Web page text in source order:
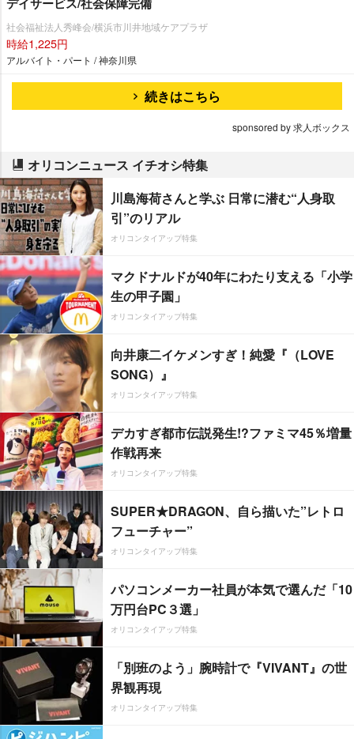
社会福祉法人秀峰会/横浜市川井地域ケアプラザ
時給1,225円
アルバイト・パート / 神奈川県
続きはこちら
sponsored by 求人ボックス
オリコンニュース イチオシ特集
川島海荷さんと学ぶ 日常に潜む“人身取
引”のリアル
オリコンタイアップ特集
マクドナルドが40年にわたり支える「小学
生の甲子園」
オリコンタイアップ特集
向井康二イケメンすぎ！純愛『（LOVE
SONG）』
オリコンタイアップ特集
デカすぎ都市伝説発生!?ファミマ45％増量
作戦再来
オリコンタイアップ特集
SUPER★DRAGON、自ら描いた”レトロ
フューチャー”
オリコンタイアップ特集
パソコンメーカー社員が本気で選んだ「10
万円台PC３選」
オリコンタイアップ特集
「別班のよう」腕時計で『VIVANT』の世
界観再現
オリコンタイアップ特集